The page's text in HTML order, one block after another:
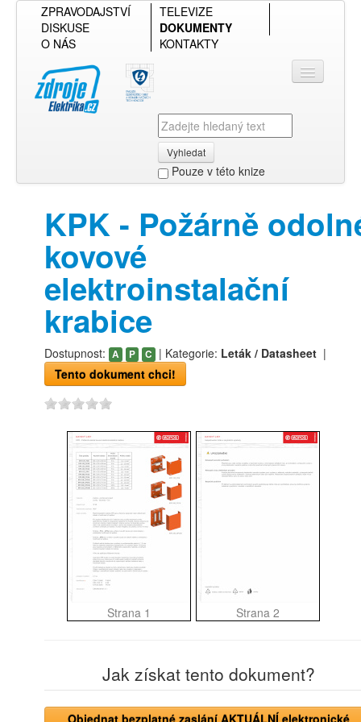
ZPRAVODAJSTVÍ
TELEVIZE
DISKUSE
DOKUMENTY
O NÁS
KONTAKTY
Vyhledat
Pouze v této knize
Přehled podle firmy
Přehled podle obsahu
KPK - Požárně
kovové
elektroinstalační
krabice
Dostupnost: A P C | Kategorie: Leták / Datasheet|
Tento dokument chci!
Strana 1 Strana 2
Jak získat tento dokument?